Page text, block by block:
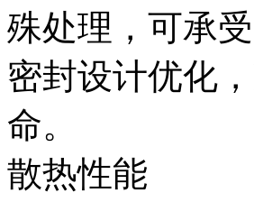
殊处理，可承
密封设计优化
命。
散热性能‌